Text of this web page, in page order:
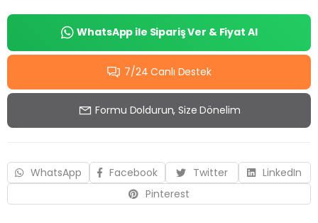
WhatsApp ile Sipariş Ver & Fiyat Al
7/24 Canlı Destek
Formu Doldurun, Size Dönelim
WhatsApp Facebook Twitter
LinkedIn
Pinterest